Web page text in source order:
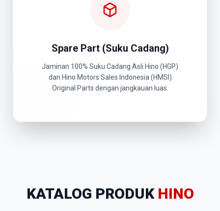
Spare Part (Suku Cadang)
Jaminan 100% Suku Cadang Asli Hino (HGP)
dan Hino Motors Sales Indonesia (HMSI)
Original Parts dengan jangkauan luas.
KATALOG PRODUK HINO